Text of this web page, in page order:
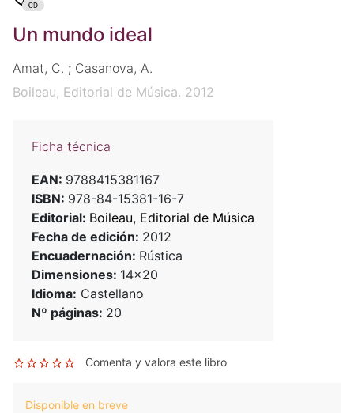
Un mundo ideal
Amat, C. ; Casanova, A.
Boileau, Editorial de Música. 2012
Ficha técnica
EAN: 9788415381167
ISBN: 978-84-15381-16-7
Editorial: Boileau, Editorial de Música
Fecha de edición: 2012
Encuadernación: Rústica
Dimensiones: 14x20
Idioma: Castellano
Nº páginas: 20
Comenta y valora este libro
Disponible en breve